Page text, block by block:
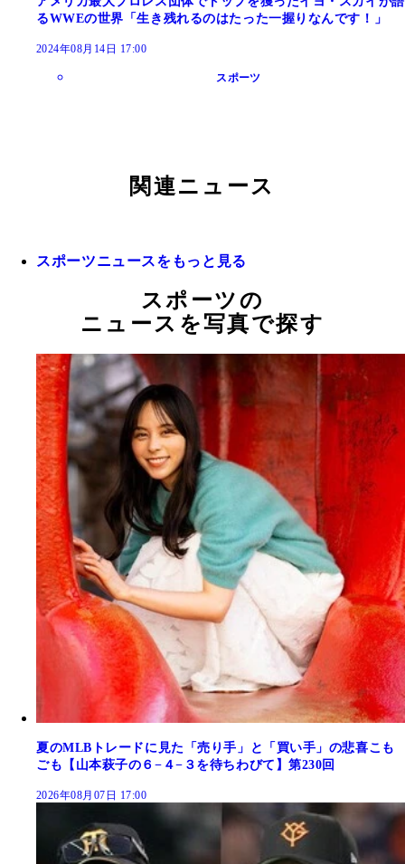
るWWEの世界「生き残れるのはたった一握りなんです！」
2024年08月14日 17:00
スポーツ
関連ニュース
スポーツニュースをもっと見る
スポーツの
ニュースを写真で探す
夏のMLBトレードに見た「売り手」と「買い手」の悲喜こも
ごも【山本萩子の６−４−３を待ちわびて】第230回
2026年08月07日 17:00